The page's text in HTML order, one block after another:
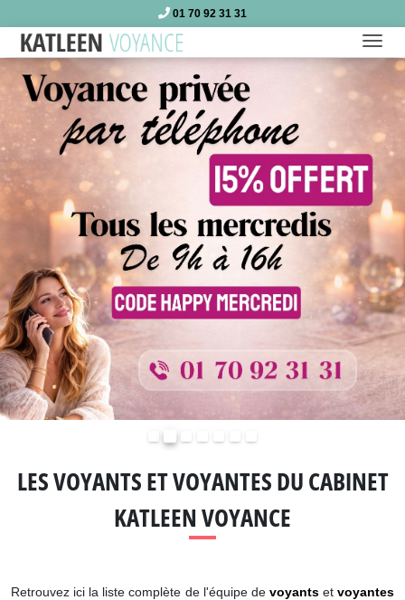
01 70 92 31 31
LES VOYANTS ET VOYANTES DU CABINET
KATLEEN VOYANCE
Retrouvez ici la liste complète de l'équipe de voyantsetvoyantes